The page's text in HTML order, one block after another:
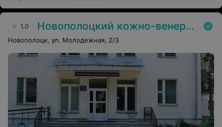
1.0 Новополоцкий кожно-венерологический диспансер
Новополоцк, ул. Молодежная, 2/3